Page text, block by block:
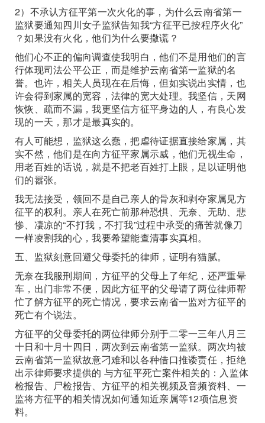
2）不承认方征平第一次火化的事，为什么云南省第一
监狱要通知四川女子监狱告知我“方征平已按程序火化”
？如果没有火化，他们为什么要撒谎？
他们心不正的偏向调查使我明白，他们不是用他们的言
行体现司法公平公正，而是维护云南省第一监狱的名
誉。也许，相关人员现在在后悔，但如实说出实情，也
许会得到家属的宽容，法律的宽大处理。我坚信，天网
恢恢、疏而不漏，我更坚信方征平身边的人，有良心发
现的一天，那才是最真实的。
有人可能想，监狱这么蠢，把虐待证据直接给家属，其
实不然，他们是在向方征平家属示威，他们无视生命，
用老百姓的话说，就是不把老百姓打上眼，足以证明他
们的嚣张。
我无法接受，领回不是自己亲人的骨灰和剥夺家属见方
征平的权利。亲人在死亡前那种恐惧、无奈、无助、悲
惨、凄凉的“不打我，不打我”过程中承受的痛苦就像刀
一样凌割我的心，我要希望能查清事实真相。
五、监狱刻意回避父母委托的律师，证明有猫腻。
无奈在我服刑期间，方征平的父母上了年纪，还严重晕
车，出门非常不便，因此方征平的父母请了两位律师帮
忙了解方征平的死亡情况，要求云南省一监对方征平的
死亡有个说法。
方征平的父母委托的两位律师分别于二零一三年八月三
十日和十月十四日，两次到云南省第一监狱。两次均被
云南省第一监狱故意刁难和以各种借口推诿责任，拒绝
出示律师要求提供的 与方征平死亡案件相关的：入监体
检报告、尸检报告、方征平的相关视频及音频资料、一
监将方征平的相关情况如何通知近亲属等12项信息资
料。